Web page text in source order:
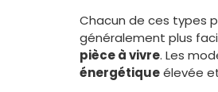
Chacun de ces types
généralement plus
pièce à vivre. Les
énergétiqueélevée